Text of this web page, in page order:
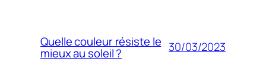
Quelle couleur résiste le
mieux au soleil ? 30/03/2023